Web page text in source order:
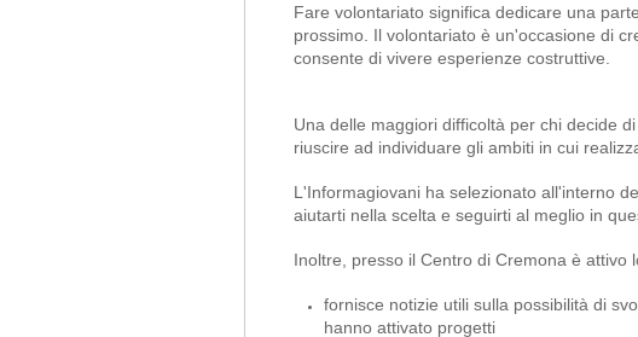
Fare volontariato significa dedicare una
prossimo. Il volontariato è un'occasione di
consente di vivere esperienze costruttive.
Una delle maggiori difficoltà per chi decide
riuscire ad individuare gli ambiti in cui
L'Informagiovani ha selezionato all'interno
aiutarti nella scelta e seguirti al meglio in
Inoltre, presso il Centro di Cremona è attivo
fornisce notizie utili sulla possibilità di
hanno attivato progetti